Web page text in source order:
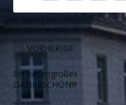
VORHERIGE
Ein riesengroßes
DANKESCHÖN!!!